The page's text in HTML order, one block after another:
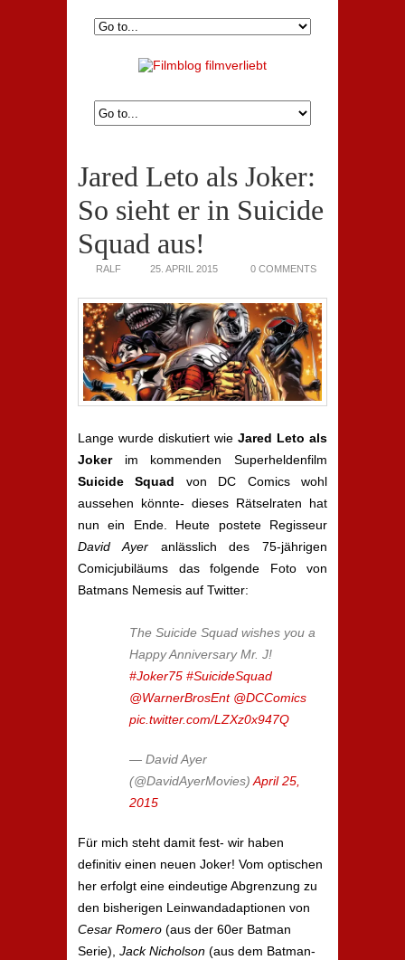
Jared Leto als Joker:
So sieht er in Suicide
Squad aus!
RALF 25. APRIL 2015 0 COMMENTS
Lange wurde diskutiert wie Jared Leto als
Jokerim kommenden Superheldenfilm
Suicide Squad von DC Comics wohl
aussehen könnte- dieses Rätselraten hat
nun ein Ende. Heute postete Regisseur
David Ayeranlässlich des 75-jährigen
Comicjubiläums das folgende Foto von
Batmans Nemesis auf Twitter:
The Suicide Squad wishes you a
Happy Anniversary Mr. J!
#Joker75 #SuicideSquad
@WarnerBrosEnt @DCComics
pic.twitter.com/LZXz0x947Q
— David Ayer
(@DavidAyerMovies) April 25,
2015
Für mich steht damit fest- wir haben
definitiv einen neuen Joker! Vom optischen
her erfolgt eine eindeutige Abgrenzung zu
den bisherigen Leinwandadaptionen von
Cesar Romero (aus der 60er Batman
Serie), Jack Nicholson (aus dem Batman-